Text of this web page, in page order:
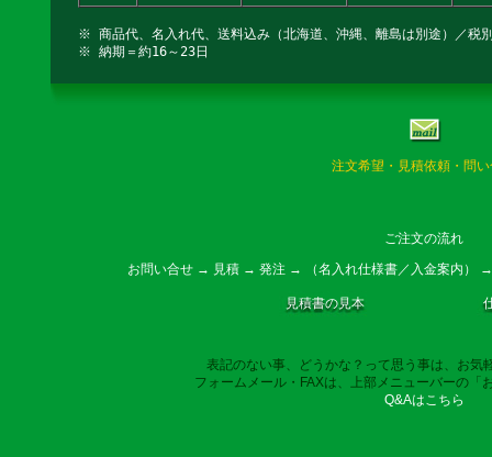
※ 商品代、名入れ代、送料込み（北海道、沖縄、離島は別途）／税
※ 納期＝約16～23日
注文希望・見積依頼・問
ご注文の流れ
お問い合せ → 見積 → 発注 → （名入れ仕様書／入金案内）
見積書の見本
表記のない事、どうかな？って思う事は、お気
フォームメール・FAXは、上部メニューバーの「
Q&Aはこちら